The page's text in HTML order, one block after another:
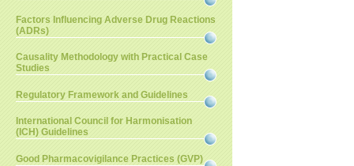
Factors Influencing Adverse Drug Reactions
(ADRs)
Causality Methodology with Practical Case
Studies
Regulatory Framework and Guidelines
International Council for Harmonisation
(ICH) Guidelines
Good Pharmacovigilance Practices (GVP)